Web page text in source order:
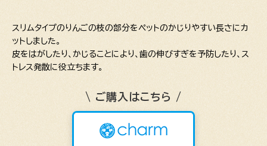
スリムタイプのりんごの枝の部分をペットのかじりやすい長さにカ
ットしました。
皮をはがしたり、かじることにより、歯の伸びすぎを予防したり、ス
トレス発散に役立ちます。
\ ご購入はこちら /